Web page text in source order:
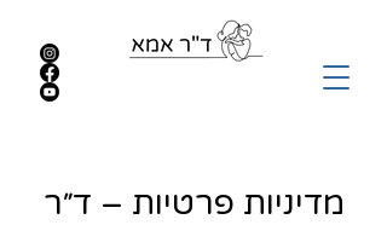
מדיניות פרטיות – ד״ר